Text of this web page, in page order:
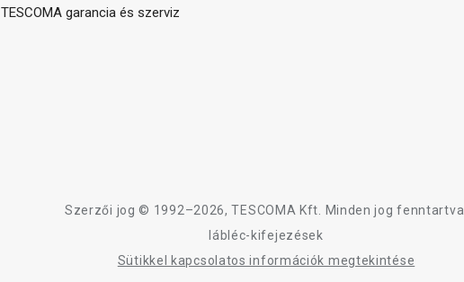
TESCOMA garancia és szerviz
Szerzői jog © 1992–2026, TESCOMA Kft. Minden jog fenntartva.
lábléc-kifejezések
Sütikkel kapcsolatos információk megtekintése